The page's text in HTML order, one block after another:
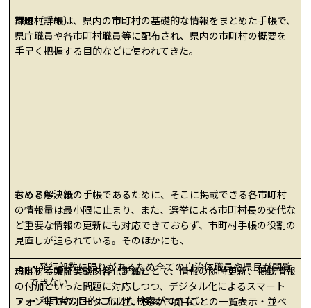
市町村手帳は、県内の市町村の基礎的な情報をまとめた手帳で、
県庁職員や各市町村職員等に配布され、県内の市町村の概要を
手早く把握する目的などに使われてきた。
課題（詳細）
もっとも、紙の手帳であるために、そこに掲載できる各市町村
の情報量は最小限に止まり、また、選挙による市町村長の交代な
ど重要な情報の更新にも対応できておらず、市町村手帳の役割の
見直しが迫られている。そのほかにも、
・発行部数に限りがあるため全ての自治体職員や県民が閲覧
できない
・利用者の目的に応じた検索ができない
求める解決策
市町村手帳をデジタル化することで、情報の随時更新、掲載情報
の付加といった問題に対応しつつ、デジタル化によるスマート
フォン等でのポータブル性、検索や項目ごとの一覧表示・並べ
想定する実証実験内容（詳細）